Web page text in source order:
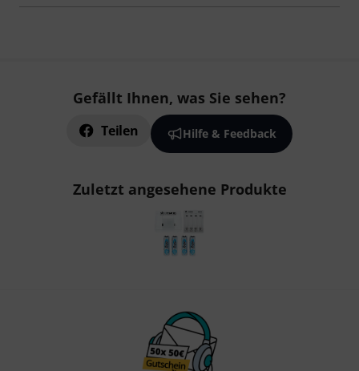
Gefällt Ihnen, was Sie sehen?
Teilen Hilfe & Feedback
Zuletzt angesehene Produkte